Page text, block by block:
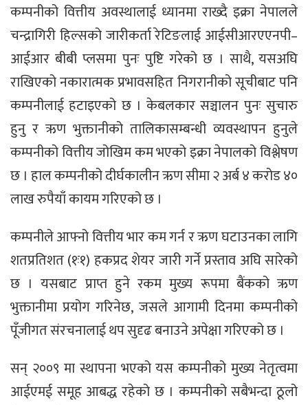
कम्पनीको वित्तीय अवस्थालाई ध्यानमा राख्दै इक्रा नेपालले
चन्द्रागिरी हिल्सको जारीकर्ता रेटिङलाई आईसीआरएएनपी–
आईआर बीबी प्लसमा पुनः पुष्टि गरेको छ । साथै, यसअघि
राखिएको नकारात्मक प्रभावसहित निगरानीको सूचीबाट पनि
कम्पनीलाई हटाइएको छ । केबलकार सञ्चालन पुनः सुचारु
हुनु र ऋण भुक्तानीको तालिकासम्बन्धी व्यवस्थापन हुनुले
कम्पनीको वित्तीय जोखिम कम भएको इक्रा नेपालको विश्लेषण
छ । हाल कम्पनीको दीर्घकालीन ऋण सीमा २ अर्ब ४ करोड ४०
लाख रुपैयाँ कायम गरिएको छ ।
कम्पनीले आफ्नो वित्तीय भार कम गर्न र ऋण घटाउनका लागि
शतप्रतिशत (१ः१) हकप्रद शेयर जारी गर्ने प्रस्ताव अघि सारेको
छ । यसबाट प्राप्त हुने रकम मुख्य रूपमा बैंकको ऋण
भुक्तानीमा प्रयोग गरिनेछ, जसले आगामी दिनमा कम्पनीको
पूँजीगत संरचनालाई थप सुदृढ बनाउने अपेक्षा गरिएको छ ।
सन् २००९ मा स्थापना भएको यस कम्पनीको मुख्य नेतृत्वमा
आईएमई समूह आबद्ध रहेको छ । कम्पनीको सबैभन्दा ठूलो